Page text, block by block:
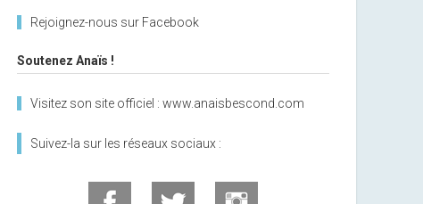
Rejoignez-nous sur Facebook
Soutenez Anaïs !
Visitez son site officiel : www.anaisbescond.com
Suivez-la sur les réseaux sociaux :